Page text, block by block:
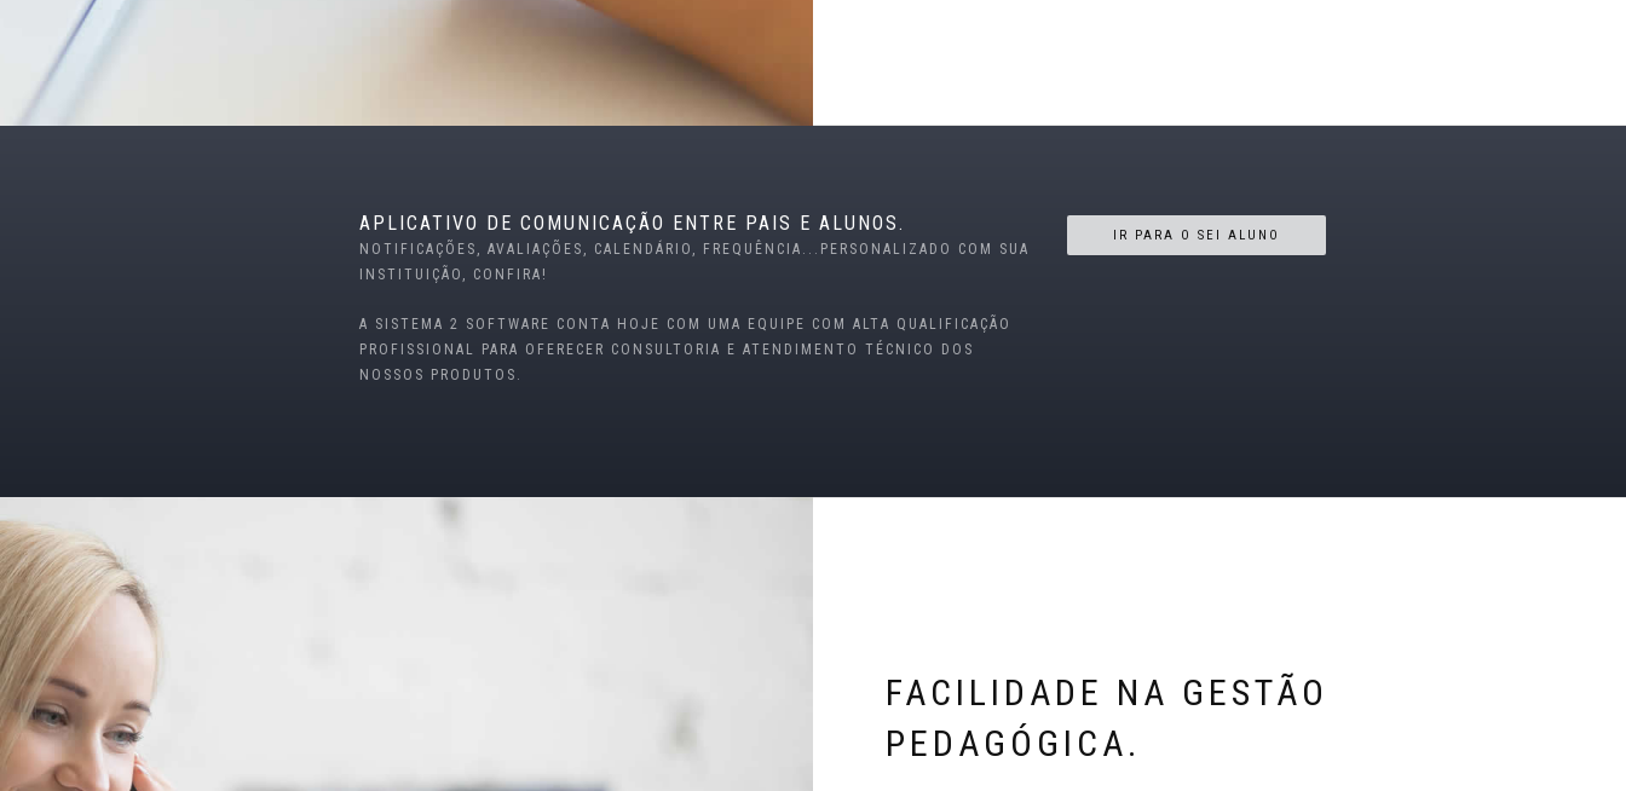
APLICATIVO DE COMUNICAÇÃO ENTRE PAIS E ALUNOS.
NOTIFICAÇÕES, AVALIAÇÕES, CALENDÁRIO, FREQUÊNCIA...PERSONALIZADO COM SUA
INSTITUIÇÃO, CONFIRA!
A SISTEMA 2 SOFTWARE CONTA HOJE COM UMA EQUIPE COM ALTA QUALIFICAÇÃO
PROFISSIONAL PARA OFERECER CONSULTORIA E ATENDIMENTO TÉCNICO DOS
NOSSOS PRODUTOS.
IR PARA O SEI ALUNO
FACILIDADE NA GESTÃO
PEDAGÓGICA.